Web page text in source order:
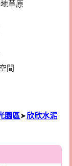
草原
間
園區➤欣欣水泥